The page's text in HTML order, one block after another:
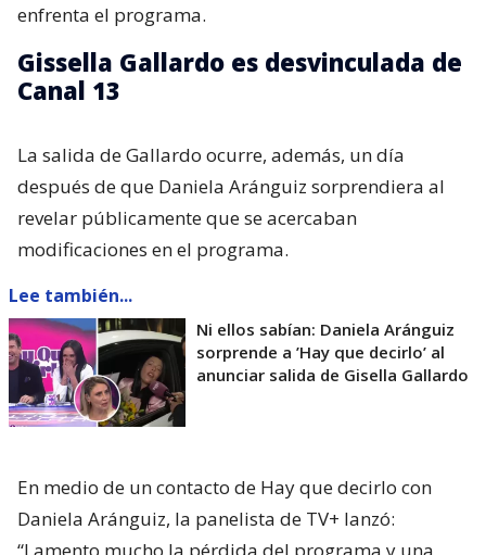
enfrenta el programa.
Gissella Gallardo es desvinculada de
Canal 13
La salida de Gallardo ocurre, además, un día
después de que Daniela Aránguiz sorprendiera al
revelar públicamente que se acercaban
modificaciones en el programa.
Lee también...
Ni ellos sabían: Daniela Aránguiz
sorprende a ’Hay que decirlo’ al
anunciar salida de Gisella Gallardo
En medio de un contacto de Hay que decirlo con
Daniela Aránguiz, la panelista de TV+ lanzó:
“Lamento mucho la pérdida del programa y una